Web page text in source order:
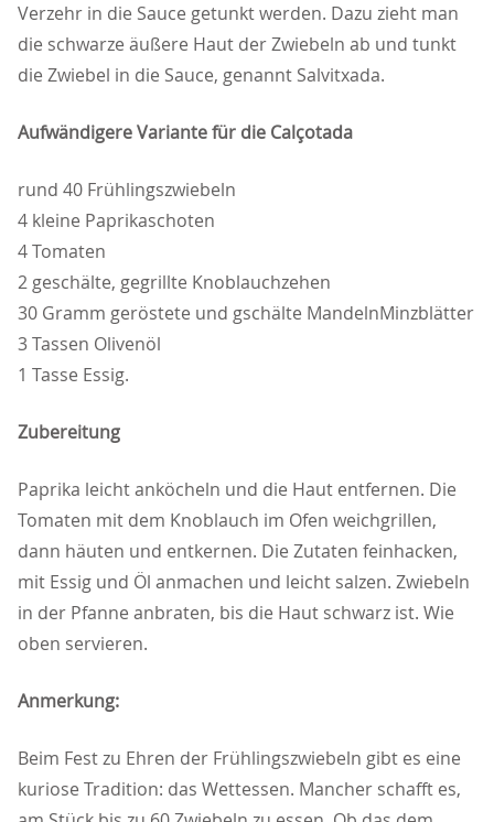
Verzehr in die Sauce getunkt werden. Dazu zieht man
die schwarze äußere Haut der Zwiebeln ab und tunkt
die Zwiebel in die Sauce, genannt Salvitxada.
Aufwändigere Variante für die Calçotada
rund 40 Frühlingszwiebeln
4 kleine Paprikaschoten
4 Tomaten
2 geschälte, gegrillte Knoblauchzehen
30 Gramm geröstete und gschälte MandelnMinzblätter
3 Tassen Olivenöl
1 Tasse Essig.
Zubereitung
Paprika leicht anköcheln und die Haut entfernen. Die
Tomaten mit dem Knoblauch im Ofen weichgrillen,
dann häuten und entkernen. Die Zutaten feinhacken,
mit Essig und Öl anmachen und leicht salzen. Zwiebeln
in der Pfanne anbraten, bis die Haut schwarz ist. Wie
oben servieren.
Anmerkung:
Beim Fest zu Ehren der Frühlingszwiebeln gibt es eine
kuriose Tradition: das Wettessen. Mancher schafft es,